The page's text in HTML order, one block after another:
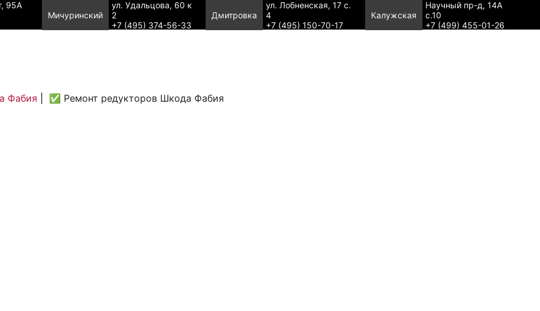
95А
Мичуринский
ул. Удальцова, 60 к
2
+7 (495) 374-56-33
Дмитровка
ул. Лобненская, 17 с.
4
+7 (495) 150-70-17
Калужская
Научный пр-д, 14А
с.10
+7 (499) 455-01-26
Фабия ✅ Ремонт редукторов Шкода Фабия